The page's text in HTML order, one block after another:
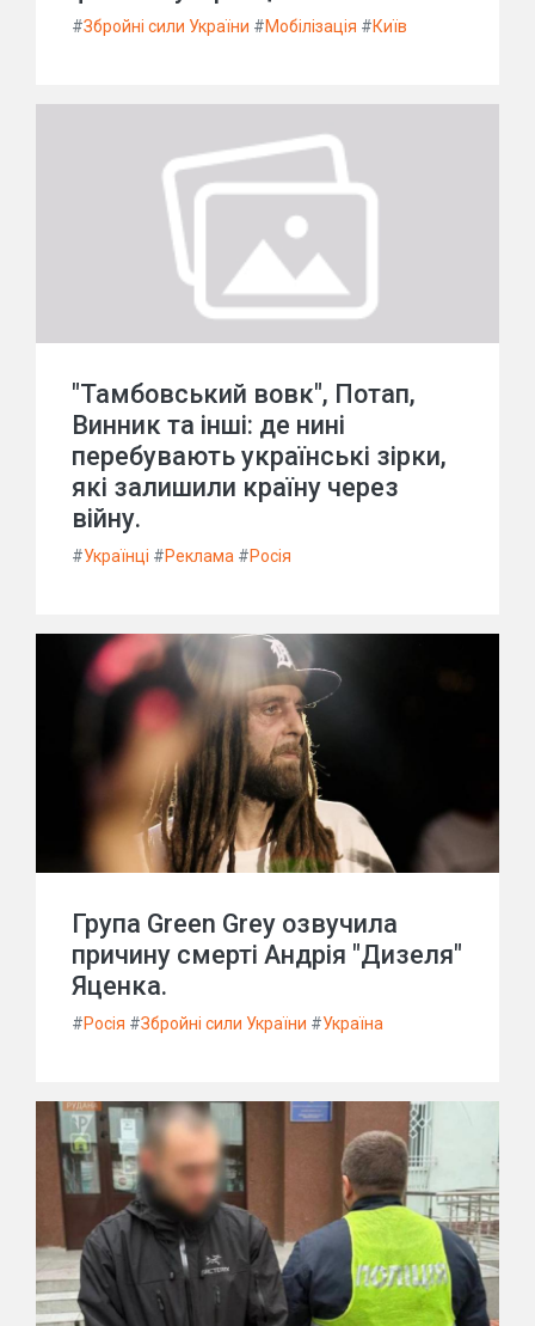
#Збройні сили України #Мобілізація #Київ
"Тамбовський вовк", Потап,
Винник та інші: де нині
перебувають українські зірки,
які залишили країну через
війну.
#Українці #Реклама #Росія
Група Green Grey озвучила
причину смерті Андрія "Дизеля"
Яценка.
#Росія #Збройні сили України #Україна